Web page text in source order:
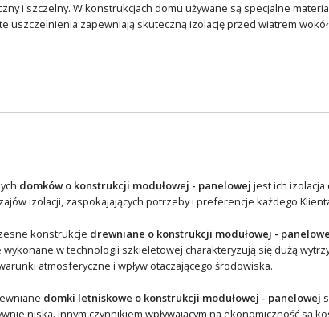
i szczelny. W konstrukcjach domu używane są specjalne
uszczelnienia zapewniają skuteczną izolację przed wiatrem
domków o konstrukcji modułowej - panelowej jest ich
izolacji, zaspokajających potrzeby i preferencje każdego
konstrukcje drewniane o konstrukcji modułowej -
w technologii szkieletowej charakteryzują się dużą
atmosferyczne i wpływ otaczającego środowiska.
domki letniskowe o konstrukcji modułowej - panelowej
niska. Innym czynnikiem wpływającym na ekonomiczność są